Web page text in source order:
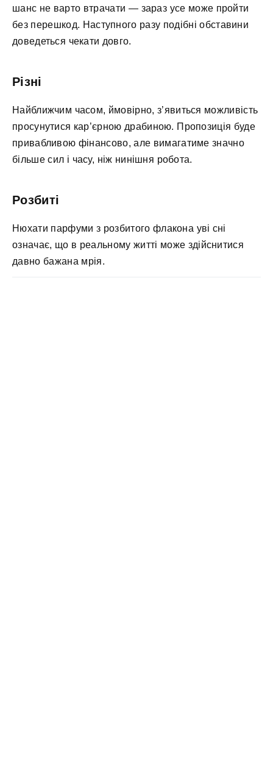
шанс не варто втрачати — зараз усе може пройти
без перешкод. Наступного разу подібні обставини
доведеться чекати довго.
Різні
Найближчим часом, ймовірно, з’явиться можливість
просунутися кар’єрною драбиною. Пропозиція буде
привабливою фінансово, але вимагатиме значно
більше сил і часу, ніж нинішня робота.
Розбиті
Нюхати парфуми з розбитого флакона уві сні
означає, що в реальному житті може здійснитися
давно бажана мрія.